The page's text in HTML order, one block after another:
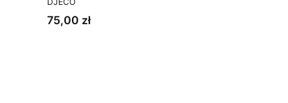
Cena
75,00 zł